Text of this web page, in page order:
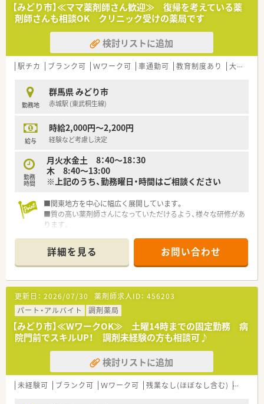
【みどり市】≪ママ薬剤師さん歓迎≫ 復帰を考えている薬
剤師さんも相談OK クリニック受けの薬局です
検討リストに追加
駅チカ ブランク可 Ｗワーク可 車通勤可 教育制度あり 大手チェーン以外
勤務地
群馬県 みどり市
赤城駅 (東武桐生線)
給与
時給2,000円～2,200円
経験など考慮し決定
勤務
時間
月火水金土 8：40～18：30
木 8:40～13:00
※上記のうち、勤務曜日・時間はご相談ください
■関東地方を中心に幅広く展開しています。
■質の高い薬剤師さんになっていただけるよう、様々な研修があ
ります。
詳細を見る お問い合わせ
更新日： 2026/07/30 薬剤師求人ID： 456203
パート・アルバイト
調剤薬局
【みどり市】≪WワークOK≫ 土曜14時までの固定勤務 病
院門前でスキルUP！ 調剤未経験の方も相談可♪
検討リストに追加
未経験可 ブランク可 Ｗワーク可 残業なし(ほぼなし含む) 転勤な